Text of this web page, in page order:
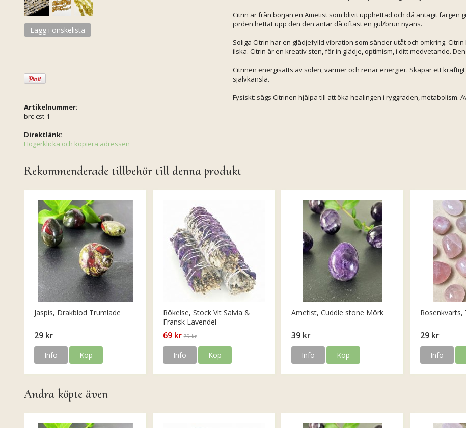
Lägg i önskelista
Artikelnummer:
brc-cst-1
Direktlänk:
Högerklicka och kopiera adressen
Citrin är från början en Ametist som blivit upphettad och då antagit färgen
jorden hettat upp den den antar då oftast en gul/brun nyans.
Soliga Citrin har en glädjefylld vibration som sänder utåt och omkring.
ilska. Citrin är en kreativ sten, för in glädje, optimism, i ditt medvetande.
Citrinen energisätts av solen, värmer och renar energier. Skapar ett
självkänsla.
Fysiskt: sägs Citrinen hjälpa till att öka healingen i ryggraden, metabolism.
Rekommenderade tillbehör till denna produkt
Jaspis, Drakblod Trumlade
29 kr
Info Köp
Rökelse, Stock Vit Salvia &
Fransk Lavendel
69 kr 79 kr
Info Köp
Ametist, Cuddle stone Mörk
39 kr
Info Köp
Rosenkvarts,
29 kr
Info
Andra köpte även